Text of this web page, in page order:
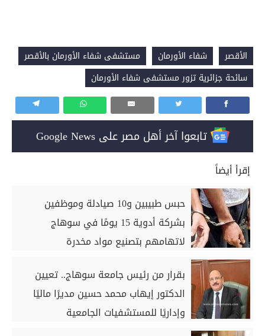
الأقصر شفاء الأورمان
مستشفى شفاء الأورمان بالأقصر
سائحة جزائرية تزور مستشفى شفاء الأورمان
تابعوا آخر أهل مصر على Google News
إقرأ أيضاً
حبس طبيبين و10 صيادلة وموظفين
بشركة أدوية 15 يومًا في سوهاج
لاتهامهم بتصنيع مواد مخدرة
بقرار من رئيس جامعة سوهاج.. تعيين
الدكتور إيهاب محمد حسين مديرًا ماليًا
وإداريًا للمستشفيات الجامعية